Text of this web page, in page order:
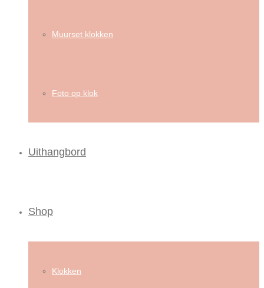
Muurset klokken
Foto op klok
Uithangbord
Shop
Klokken